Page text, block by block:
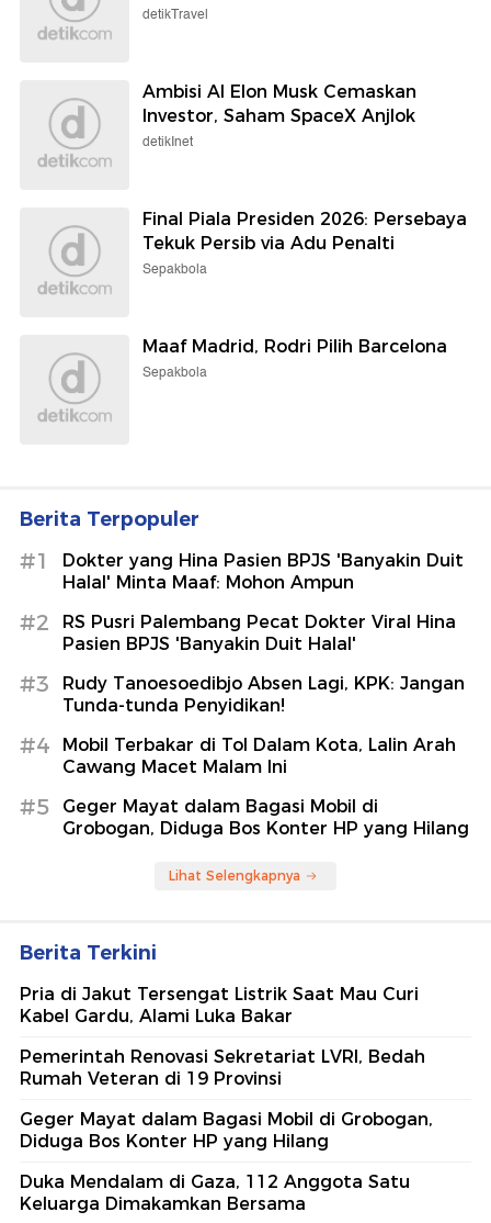
detikTravel
Ambisi AI Elon Musk Cemaskan
Investor, Saham SpaceX Anjlok
detikInet
Final Piala Presiden 2026: Persebaya
Tekuk Persib via Adu Penalti
Sepakbola
Maaf Madrid, Rodri Pilih Barcelona
Sepakbola
Berita Terpopuler
#1
Dokter yang Hina Pasien BPJS 'Banyakin Duit
Halal' Minta Maaf: Mohon Ampun
#2
RS Pusri Palembang Pecat Dokter Viral Hina
Pasien BPJS 'Banyakin Duit Halal'
#3
Rudy Tanoesoedibjo Absen Lagi, KPK: Jangan
Tunda-tunda Penyidikan!
#4
Mobil Terbakar di Tol Dalam Kota, Lalin Arah
Cawang Macet Malam Ini
#5
Geger Mayat dalam Bagasi Mobil di
Grobogan, Diduga Bos Konter HP yang Hilang
Lihat Selengkapnya
Berita Terkini
Pria di Jakut Tersengat Listrik Saat Mau Curi
Kabel Gardu, Alami Luka Bakar
Pemerintah Renovasi Sekretariat LVRI, Bedah
Rumah Veteran di 19 Provinsi
Geger Mayat dalam Bagasi Mobil di Grobogan,
Diduga Bos Konter HP yang Hilang
Duka Mendalam di Gaza, 112 Anggota Satu
Keluarga Dimakamkan Bersama